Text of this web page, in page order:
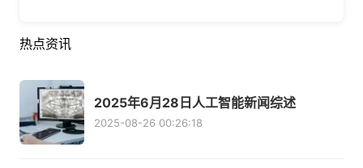
热点资讯
2025年6月28日人工智能新闻综述
2025-08-26 00:26:18